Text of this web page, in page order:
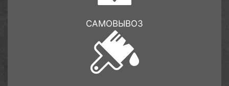
САМОВЫВОЗ